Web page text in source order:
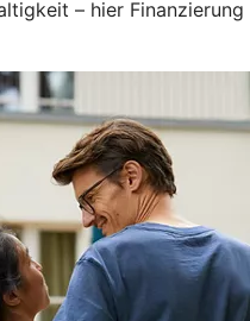
– hier Finanzierung